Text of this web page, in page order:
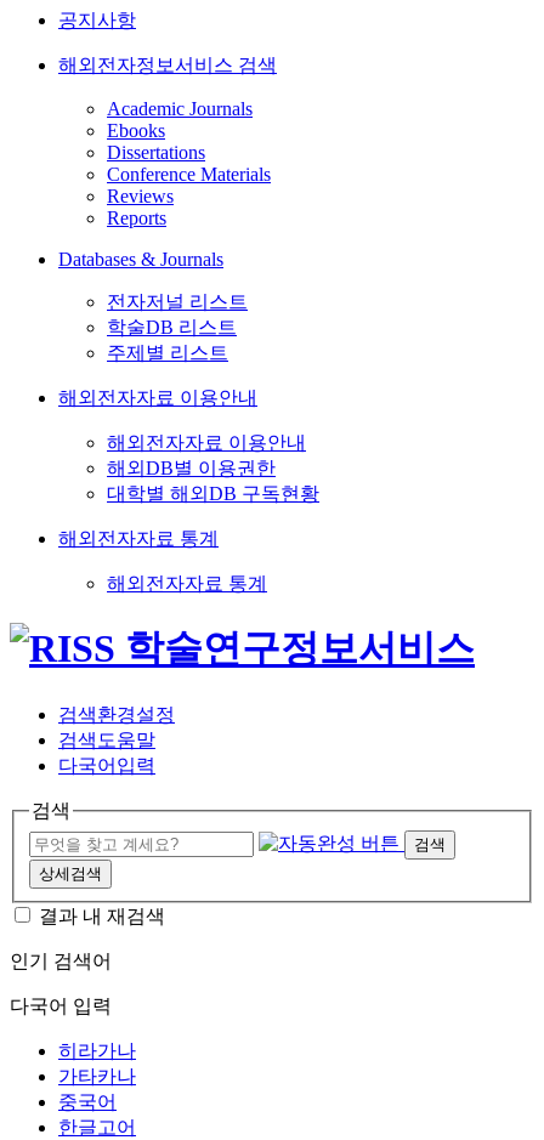
공지사항
해외전자정보서비스 검색
Academic Journals
Ebooks
Dissertations
Conference Materials
Reviews
Reports
Databases & Journals
전자저널 리스트
학술DB 리스트
주제별 리스트
해외전자자료 이용안내
해외전자자료 이용안내
해외DB별 이용권한
대학별 해외DB 구독현황
해외전자자료 통계
해외전자자료 통계
검색환경설정
검색도움말
다국어입력
검색
검색
상세검색
결과 내 재검색
인기 검색어
다국어 입력
히라가나
가타카나
중국어
한글고어